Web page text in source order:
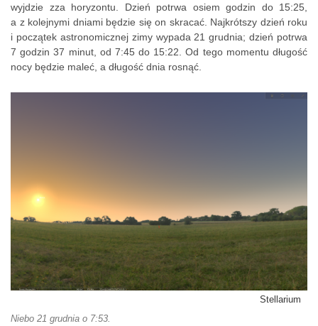
wyjdzie zza horyzontu. Dzień potrwa osiem godzin do 15:25,
a z kolejnymi dniami będzie się on skracać. Najkrótszy dzień roku
i początek astronomicznej zimy wypada 21 grudnia; dzień potrwa
7 godzin 37 minut, od 7:45 do 15:22. Od tego momentu długość
nocy będzie maleć, a długość dnia rosnąć.
Stellarium
Niebo 21 grudnia o 7:53.